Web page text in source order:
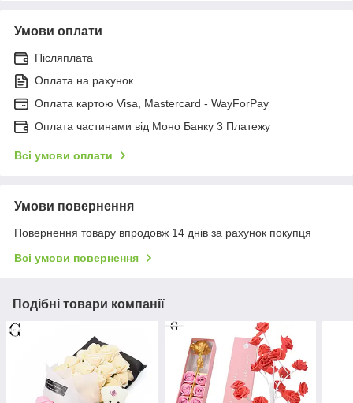
Умови оплати
Післяплата
Оплата на рахунок
Оплата картою Visa, Mastercard - WayForPay
Оплата частинами від Моно Банку 3 Платежу
Всі умови оплати
Умови повернення
Повернення товару впродовж 14 днів за рахунок покупця
Всі умови повернення
Подібні товари компанії